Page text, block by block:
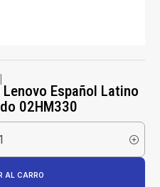
Español Latino
02HM330
AL CARRO